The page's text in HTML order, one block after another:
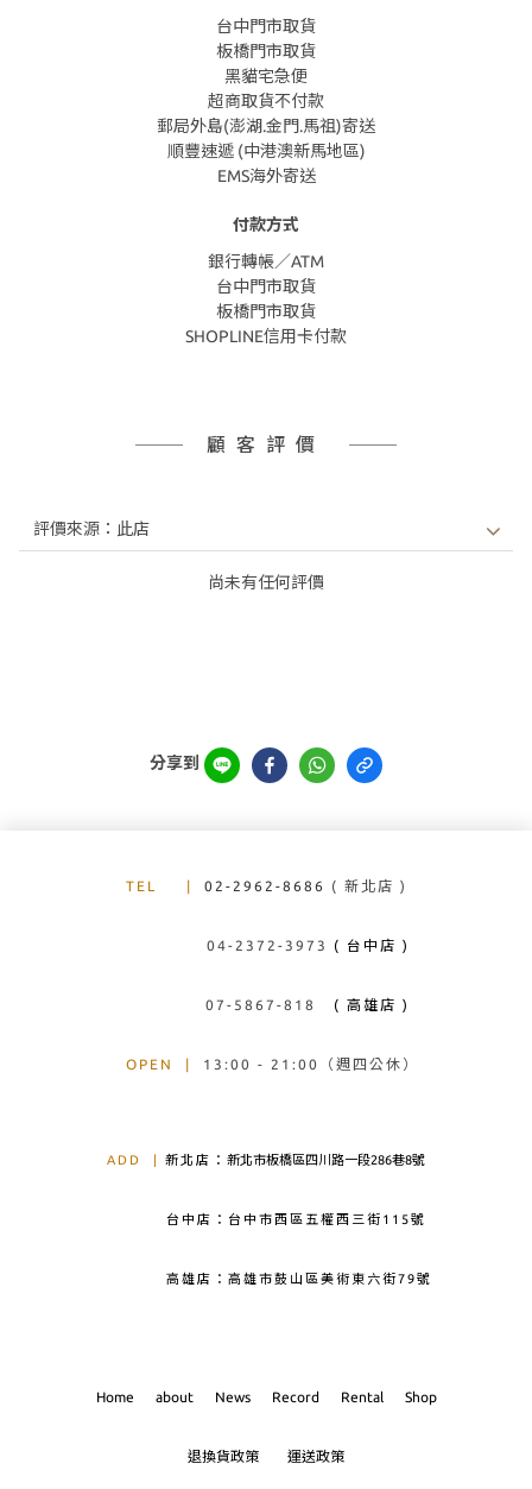
台中門市取貨
板橋門市取貨
黑貓宅急便
超商取貨不付款
郵局外島(澎湖.金門.馬祖)寄送
順豐速遞 (中港澳新馬地區)
EMS海外寄送
付款方式
銀行轉帳／ATM
台中門市取貨
板橋門市取貨
SHOPLINE信用卡付款
顧客評價
尚未有任何評價
分享到
TEL | 02-2962-8686 ( 新北店 )
04-2372-3973 ( 台中店 )
07-5867-818 ( 高雄店 )
OPEN | 13:00 - 21:00（週四公休）
ADD | 新北店： 新北市板橋區四川路一段286巷8號
台中店：台中市西區五權西三街115號
高雄店：高雄市鼓山區美術東六街79號
Home about News Record Rental Shop
退換貨政策 運送政策